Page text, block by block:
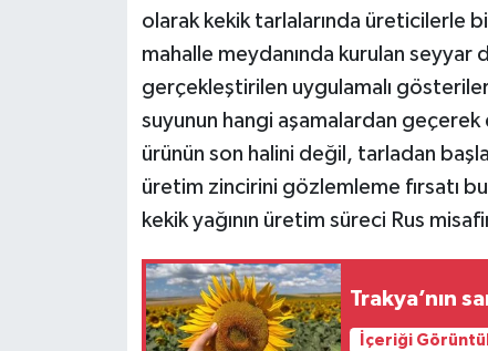
olarak kekik tarlalarında üreticilerle
mahalle meydanında kurulan seyyar
gerçekleştirilen uygulamalı
suyunun hangi aşamalardan geçerek
ürünün son halini değil, tarladan
üretim zincirini gözlemleme fırsatı
kekik yağının üretim süreci Rus
Trakya’nın
İçeriği